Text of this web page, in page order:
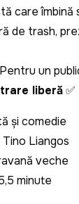
care îmbină
de trash,
un
liberă✅
și comedie
Liangos
veche
minute